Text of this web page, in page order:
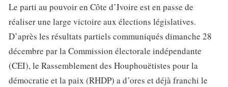
Le parti au pouvoir en Côte d’Ivoire est en passe de
réaliser une large victoire aux élections législatives.
D’après les résultats partiels communiqués dimanche 28
décembre par la Commission électorale indépendante
(CEI), le Rassemblement des Houphouëtistes pour la
démocratie et la paix (RHDP) a d’ores et déjà franchi le